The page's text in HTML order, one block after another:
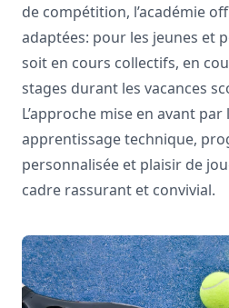
de compétition, l’académie
adaptées: pour les jeunes et
soit en cours collectifs, en
stages durant les vacances
L’approche mise en avant par
apprentissage technique,
personnalisée et plaisir de
cadre rassurant et convivial.